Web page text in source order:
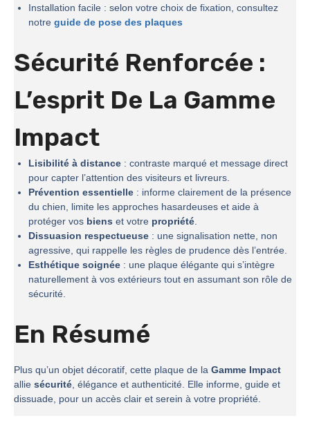
Installation facile : selon votre choix de fixation, consultez
notre guide de pose des plaques
Sécurité Renforcée :
L’esprit De La Gamme
Impact
Lisibilité à distance : contraste marqué et message direct
pour capter l’attention des visiteurs et livreurs.
Prévention essentielle : informe clairement de la présence
du chien, limite les approches hasardeuses et aide à
protéger vos biens et votre propriété.
Dissuasion respectueuse : une signalisation nette, non
agressive, qui rappelle les règles de prudence dès l’entrée.
Esthétique soignée : une plaque élégante qui s’intègre
naturellement à vos extérieurs tout en assumant son rôle de
sécurité.
En Résumé
Plus qu’un objet décoratif, cette plaque de la Gamme Impact
allie sécurité, élégance et authenticité. Elle informe, guide et
dissuade, pour un accès clair et serein à votre propriété.